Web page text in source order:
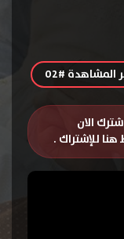
المشاهدة #02
الان
للإشتراك .